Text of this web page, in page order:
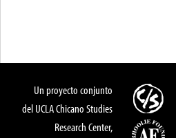
Un proyecto conjunto
del UCLA Chicano Studies
Research Center,